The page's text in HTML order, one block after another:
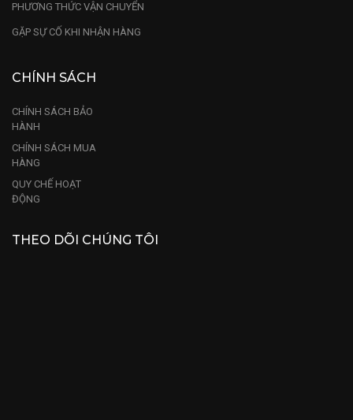
PHƯƠNG THỨC VẬN CHUYỂN
GẶP SỰ CỐ KHI NHẬN HÀNG
CHÍNH SÁCH
CHÍNH SÁCH BẢO
HÀNH
CHÍNH SÁCH MUA
HÀNG
QUY CHẾ HOẠT
ĐỘNG
THEO DÕI CHÚNG TÔI